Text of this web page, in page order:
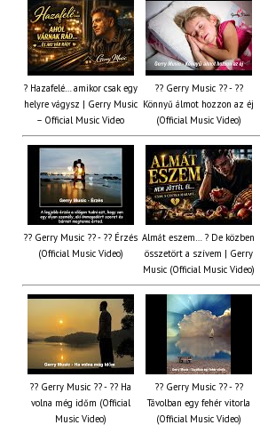
? Hazafelé… amikor csak egy
helyre vágysz | Gerry Music
– Official Music Video
?? Gerry Music ?? - ??
Könnyű álmot hozzon az éj
(Official Music Video)
?? Gerry Music ?? - ?? Érzés
(Official Music Video)
Almát eszem… ? De közben
összetört a szívem | Gerry
Music (Official Music Video)
?? Gerry Music ?? - ?? Ha
volna még időm (Official
Music Video)
?? Gerry Music ?? - ??
Távolban egy fehér vitorla
(Official Music Video)